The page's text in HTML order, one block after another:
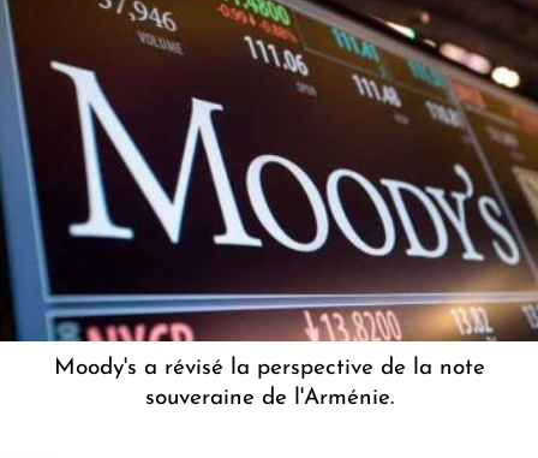
Moody's a révisé la perspective de la note
souveraine de l'Arménie.